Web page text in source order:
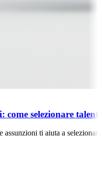
come selezionare
assunzioni ti aiuta a